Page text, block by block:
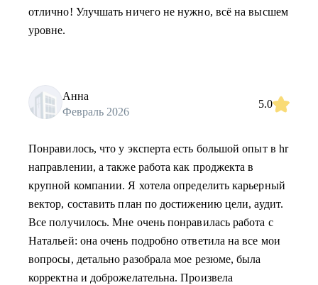
отлично! Улучшать ничего не нужно, всё на высшем
уровне.
Анна
Февраль 2026
5.0
Понравилось, что у эксперта есть большой опыт в hr
направлении, а также работа как проджекта в
крупной компании. Я хотела определить карьерный
вектор, составить план по достижению цели, аудит.
Все получилось. Мне очень понравилась работа с
Натальей: она очень подробно ответила на все мои
вопросы, детально разобрала мое резюме, была
корректна и доброжелательна. Произвела